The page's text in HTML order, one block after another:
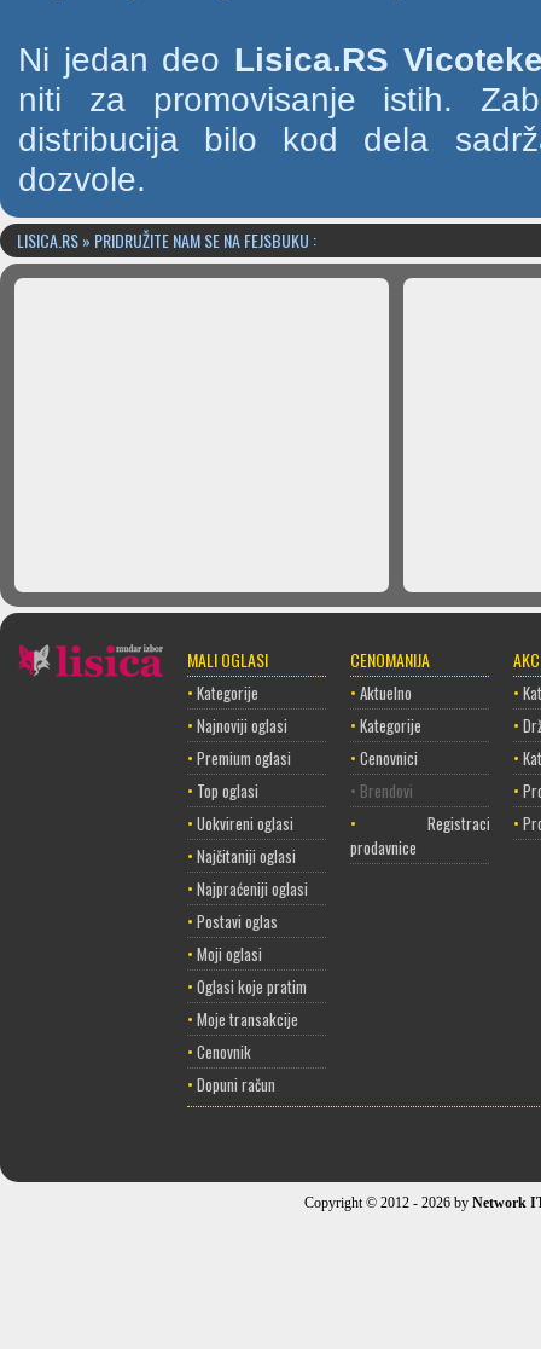
Ni jedan deo Lisica.RS
niti za promovisanje istih.
distribucija bilo kod dela
dozvole.
LISICA.RS » PRIDRUŽITE NAM SE NA FEJSBUKU :
MALI OGLASI
• Kategorije
• Najnoviji oglasi
• Premium oglasi
• Top oglasi
• Uokvireni oglasi
• Najčitaniji oglasi
• Najpraćeniji oglasi
• Postavi oglas
• Moji oglasi
• Oglasi koje pratim
• Moje transakcije
• Cenovnik
• Dopuni račun
CENOMANIJA
• Aktuelno
• Kategorije
• Cenovnici
• Brendovi
• Registracija
prodavnice
•
•
•
•
•
Copyright © 2012 - 2026 by Network